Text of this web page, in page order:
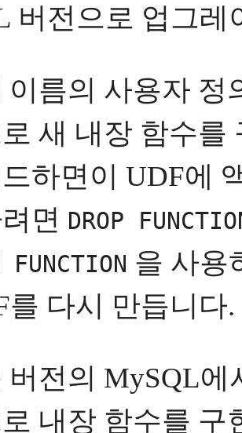
버전으로 업그
이름의 사용자 정
새 내장 함수를
하면이 UDF에
면 DROP
FUNCTION 을 사용
를 다시 만듭니다.
버전의 MySQL
내장 함수를 구